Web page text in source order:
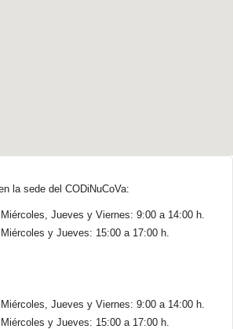
la sede del CODiNuCoVa:
Miércoles, Jueves y Viernes: 9:00 a 14:00 h.
Miércoles y Jueves: 15:00 a 17:00 h.
Miércoles, Jueves y Viernes: 9:00 a 14:00 h.
Miércoles y Jueves: 15:00 a 17:00 h.